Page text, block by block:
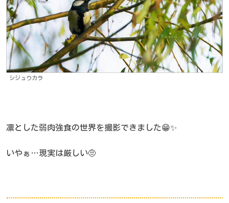
シジュウカラ
凛とした弱肉強食の世界を撮影できました😁✨
いやぁ…現実は厳しい🤨